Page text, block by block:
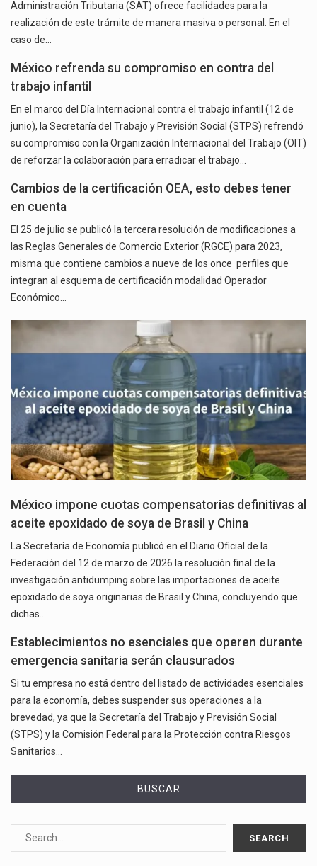
Administración Tributaria (SAT) ofrece facilidades para la
realización de este trámite de manera masiva o personal. En el
caso de…
México refrenda su compromiso en contra del
trabajo infantil
En el marco del Día Internacional contra el trabajo infantil (12 de
junio), la Secretaría del Trabajo y Previsión Social (STPS) refrendó
su compromiso con la Organización Internacional del Trabajo (OIT)
de reforzar la colaboración para erradicar el trabajo…
Cambios de la certificación OEA, esto debes tener
en cuenta
El 25 de julio se publicó la tercera resolución de modificaciones a
las Reglas Generales de Comercio Exterior (RGCE) para 2023,
misma que contiene cambios a nueve de los once perfiles que
integran al esquema de certificación modalidad Operador
Económico…
México impone cuotas compensatorias definitivas al
aceite epoxidado de soya de Brasil y China
La Secretaría de Economía publicó en el Diario Oficial de la
Federación del 12 de marzo de 2026 la resolución final de la
investigación antidumping sobre las importaciones de aceite
epoxidado de soya originarias de Brasil y China, concluyendo que
dichas…
Establecimientos no esenciales que operen durante
emergencia sanitaria serán clausurados
Si tu empresa no está dentro del listado de actividades esenciales
para la economía, debes suspender sus operaciones a la
brevedad, ya que la Secretaría del Trabajo y Previsión Social
(STPS) y la Comisión Federal para la Protección contra Riesgos
Sanitarios…
BUSCAR